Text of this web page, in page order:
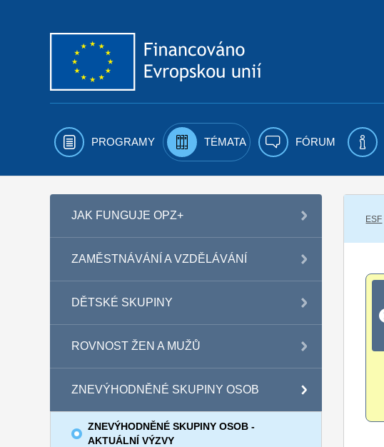
PROGRAMY TÉMATA FÓRUM
JAK FUNGUJE OPZ+
ZAMĚSTNÁVÁNÍ A VZDĚLÁVÁNÍ
DĚTSKÉ SKUPINY
ROVNOST ŽEN A MUŽŮ
ZNEVÝHODNĚNÉ SKUPINY OSOB
ZNEVÝHODNĚNÉ SKUPINY OSOB -
AKTUÁLNÍ VÝZVY
ESF